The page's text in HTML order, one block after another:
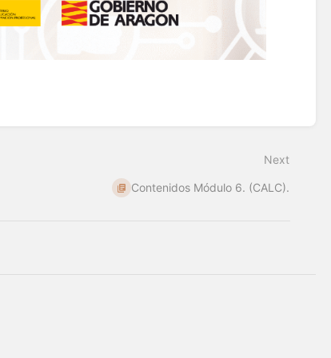
Next
Contenidos Módulo 6. (CALC).